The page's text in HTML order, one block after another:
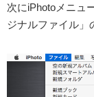
次にiPhotoメニュ
ジナルファイル」